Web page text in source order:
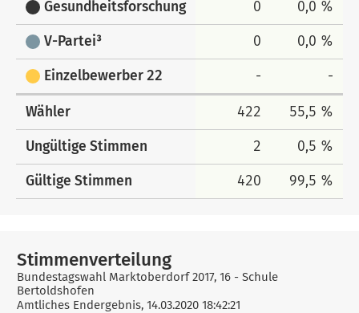
Gesundheitsforschung 0 0,0 %
V-Partei³ 0 0,0 %
Einzelbewerber 22 - -
Wähler 422 55,5 %
Ungültige Stimmen 2 0,5 %
Gültige Stimmen 420 99,5 %
Stimmenverteilung
Bundestagswahl Marktoberdorf 2017, 16 - Schule
Bertoldshofen
Amtliches Endergebnis, 14.03.2020 18:42:21